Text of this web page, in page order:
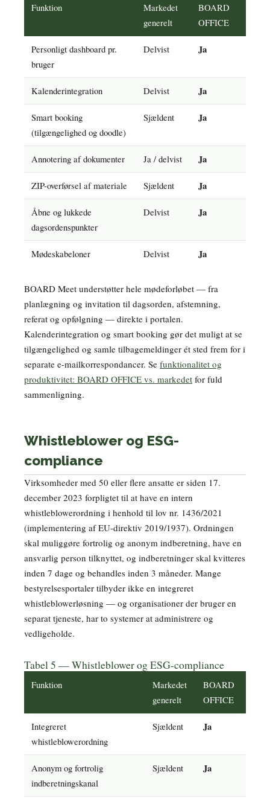
Funktion
Markedet
generelt
BOARD
OFFICE
Personligt dashboard pr.
bruger
Delvist Ja
Kalenderintegration Delvist Ja
Smart booking
(tilgængelighed og doodle)
Sjældent Ja
Annotering af dokumenter Ja / delvist Ja
ZIP-overførsel af materiale Sjældent Ja
Åbne og lukkede
dagsordenspunkter
Delvist Ja
Mødeskabeloner Delvist Ja
BOARD Meet understøtter hele mødeforløbet — fra
planlægning og invitation til dagsorden, afstemning,
referat og opfølgning — direkte i portalen.
Kalenderintegration og smart booking gør det muligt at se
tilgængelighed og samle tilbagemeldinger ét sted frem for i
separate e-mailkorrespondancer. Se funktionalitet og
produktivitet: BOARD OFFICE vs. markedet for fuld
sammenligning.
Whistleblower og ESG-
compliance
Virksomheder med 50 eller flere ansatte er siden 17.
december 2023 forpligtet til at have en intern
whistleblowerordning i henhold til lov nr. 1436/2021
(implementering af EU-direktiv 2019/1937). Ordningen
skal muliggøre fortrolig og anonym indberetning, have en
ansvarlig person tilknyttet, og indberetninger skal kvitteres
inden 7 dage og behandles inden 3 måneder. Mange
bestyrelsesportaler tilbyder ikke en integreret
whistleblowerløsning — og organisationer der bruger en
separat tjeneste, har to systemer at administrere og
vedligeholde.
Tabel 5 — Whistleblower og ESG-compliance
Funktion
Markedet
generelt
BOARD
OFFICE
Integreret
whistleblowerordning
Sjældent Ja
Anonym og fortrolig
indberetningskanal
Sjældent Ja